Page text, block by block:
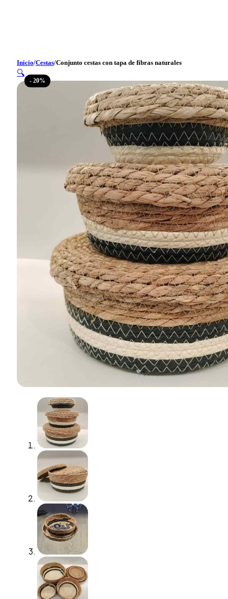
Inicio/Cestas/Conjunto cestas con tapa de fibras naturales
- 20%
🔍